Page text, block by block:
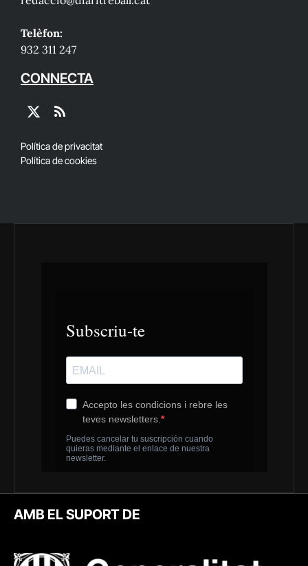
Telèfon:
932 311 247
CONNECTA
X
RSS
Política de privacitat
Política de cookies
AMB EL SUPORT DE